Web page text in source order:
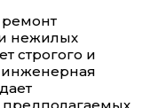
нежилых
строгого и
инженерная